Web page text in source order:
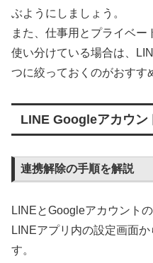
ぶようにしましょう。
また、仕事用とプライベ
使い分けている場合は、
つに絞っておくのがおすす
LINE Googleアカウン
連携解除の手順を解説
LINEとGoogleアカウント
LINEアプリ内の設定画面
す。